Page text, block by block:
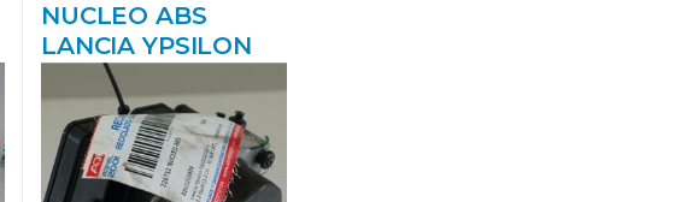
NUCLEO ABS
LANCIA YPSILON
(402)(2011->) 1.2
GOLD [1,2 LTR. – 51
KW CAT] 169A4000
– #PROV#
169A4000PROV